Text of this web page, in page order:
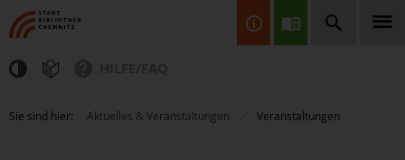
Finden Sie Informationen, Bücher, CDs & DVDs, Spiele, BluRays,
Zeitschriften und vieles mehr...
Sie sind hier: Aktuelles & Veranstaltungen Veranstaltungen